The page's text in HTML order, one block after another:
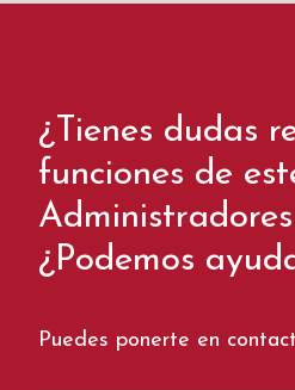
¿Tienes dudas
funciones de
¿Podemos
Puedes ponerte en